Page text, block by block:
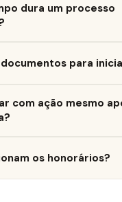
dura um processo
para
e outros
com ação mesmo
após o término do
os honorários?